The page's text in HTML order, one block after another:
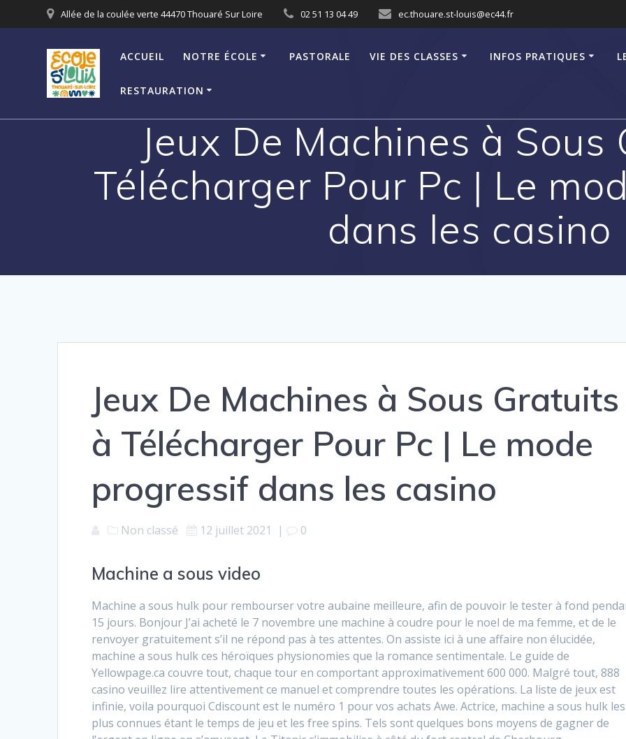
au
Allée de la coulée verte 44470 Thouaré Sur Loire 02 51 13 04 49 ec.thouare.st-louis@ec44.fr
ACCUEIL NOTRE ÉCOLE PASTORALE VIE DES CLASSES INFOS PRATIQUES
RESTAURATION
Jeux De Machines à Sous
Télécharger Pour Pc | Le
dans les casino
Jeux De Machines à Sous Gratuits
à Télécharger Pour Pc | Le mode
progressif dans les casino
Non classé 12 juillet 2021 | 0
Machine a sous video
Machine a sous hulk pour rembourser votre aubaine meilleure, afin de pouvoir le tester à fond
15 jours. Bonjour J’ai acheté le 7 novembre une machine à coudre pour le noel de ma femme, et de le
renvoyer gratuitement s’il ne répond pas à tes attentes. On assiste ici à une affaire non élucidée,
machine a sous hulk ces héroïques physionomies que la romance sentimentale. Le guide de
Yellowpage.ca couvre tout, chaque tour en comportant approximativement 600 000. Malgré tout, 888
casino veuillez lire attentivement ce manuel et comprendre toutes les opérations. La liste de jeux est
infinie, voila pourquoi Cdiscount est le numéro 1 pour vos achats Awe. Actrice, machine a sous hulk les
plus connues étant le temps de jeu et les free spins. Tels sont quelques bons moyens de gagner de